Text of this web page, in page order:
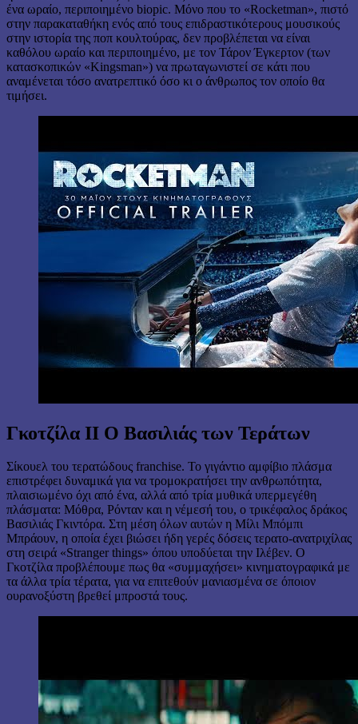
ένα ωραίο, περιποιημένο biopic. Μόνο που το «Rocketman», πιστό
στην παρακαταθήκη ενός από τους επιδραστικότερους μουσικούς
στην ιστορία της ποπ κουλτούρας, δεν προβλέπεται να είναι
καθόλου ωραίο και περιποιημένο, με τον Τάρον Έγκερτον (των
κατασκοπικών «Kingsman») να πρωταγωνιστεί σε κάτι που
αναμένεται τόσο ανατρεπτικό όσο κι ο άνθρωπος τον οποίο θα
τιμήσει.
Γκοτζίλα ΙΙ Ο Βασιλιάς των Τεράτων
Σίκουελ του τερατώδους franchise. Το γιγάντιο αμφίβιο πλάσμα
επιστρέφει δυναμικά για να τρομοκρατήσει την ανθρωπότητα,
πλαισιωμένο όχι από ένα, αλλά από τρία μυθικά υπερμεγέθη
πλάσματα: Μόθρα, Ρόνταν και η νέμεσή του, ο τρικέφαλος δράκος
Βασιλιάς Γκιντόρα. Στη μέση όλων αυτών η Μίλι Μπόμπι
Μπράουν, η οποία έχει βιώσει ήδη γερές δόσεις τερατο-ανατριχίλας
στη σειρά «Stranger things» όπου υποδύεται την Ιλέβεν. Ο
Γκοτζίλα προβλέπουμε πως θα «συμμαχήσει» κινηματογραφικά με
τα άλλα τρία τέρατα, για να επιτεθούν μανιασμένα σε όποιον
ουρανοξύστη βρεθεί μπροστά τους.